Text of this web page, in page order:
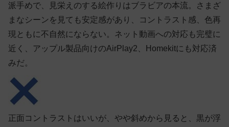
派手めで、見栄えのする絵作りはブラビアの本流。さまざ
まなシーンを見ても安定感があり、コントラスト感、色再
現ともに不自然にならない。ネット動画への対応も完璧に
近く、アップル製品向けのAirPlay2、Homekitにも対応済
みだ。
正面コントラストはいいが、やや斜めから見ると、黒が浮